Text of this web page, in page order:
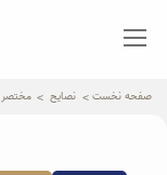
صفحه نخست نصایح مختصر